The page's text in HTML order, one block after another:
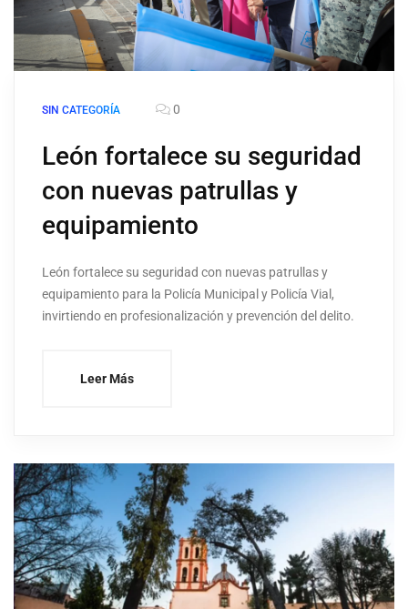
SIN CATEGORÍA 0
León fortalece su seguridad
con nuevas patrullas y
equipamiento
León fortalece su seguridad con nuevas patrullas y
equipamiento para la Policía Municipal y Policía Vial,
invirtiendo en profesionalización y prevención del delito.
Leer Más